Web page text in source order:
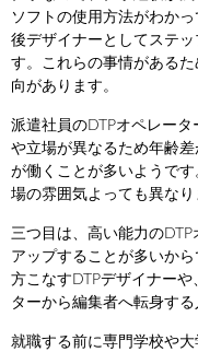
ソフトの使用方法がわか
後デザイナーとしてステ
す。これらの事情がある
向があります。
派遣社員のDTPオペレー
や立場が異なるため年齢
が働くことが多いようで
場の雰囲気よっても異なり
三つ目は、高い能力の
アップすることが多いか
方こなすDTPデザイナー
ターから編集者へ転身する
就職する前に専門学校や